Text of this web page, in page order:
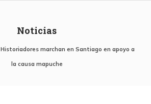
Noticias
Historiadores marchan en Santiago en apoyo a
la causa mapuche